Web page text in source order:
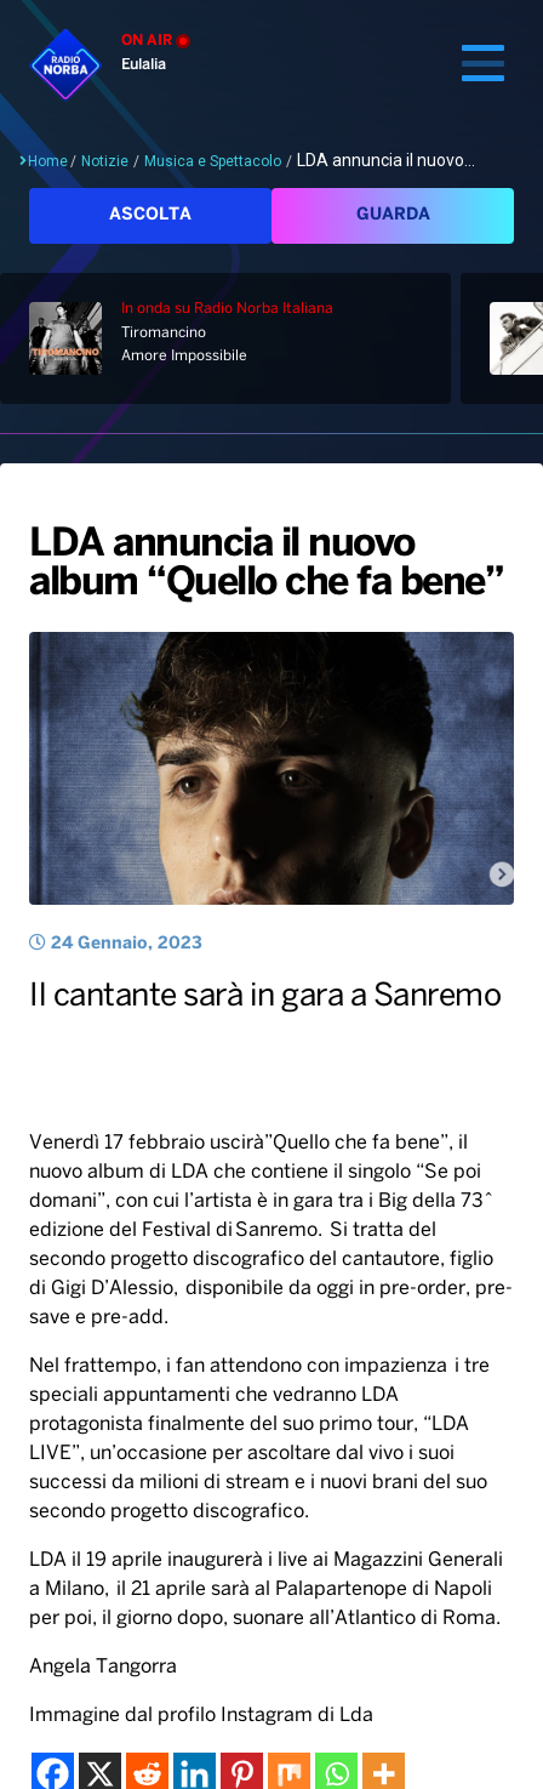
ON AIR
Eulalia
Cerca
Home
Palinsesto
Hit Dance
Giochi&Concorsi
PALATOUR
Notizie
Locali
Musica e Spettacolo
Sport
Radio Norba Consiglia
Leggerissime
Playlist
Generale
Novità
Notiziario
Interviste
Oroscopo
Speciale Astrabilia 2026
Gallery
Radio Norba News TV
Voce al Bari
Battiti Live 2026
Gallery
Home/ Notizie / Musica e Spettacolo / LDA annuncia il nuovo...
ASCOLTA GUARDA
In onda su Radio Norba Italiana
Tiromancino
Amore Impossibile
LDA annuncia il nuovo
album “Quello che fa bene”
24 Gennaio, 2023
Il cantante sarà in gara a Sanremo
Venerdì 17 febbraio uscirà”Quello che fa bene”, il
nuovo album di LDA che contiene il singolo “Se poi
domani”, con cui l’artista è in gara tra i Big della 73^
edizione del Festival di Sanremo. Si tratta del
secondo progetto discografico del cantautore, figlio
di Gigi D’Alessio, disponibile da oggi in pre-order, pre-
save e pre-add.
Nel frattempo, i fan attendono con impazienza i tre
speciali appuntamenti che vedranno LDA
protagonista finalmente del suo primo tour, “LDA
LIVE”, un’occasione per ascoltare dal vivo i suoi
successi da milioni di stream e i nuovi brani del suo
secondo progetto discografico.
LDA il 19 aprile inaugurerà i live ai Magazzini Generali
a Milano, il 21 aprile sarà al Palapartenope di Napoli
per poi, il giorno dopo, suonare all’Atlantico di Roma.
Angela Tangorra
Immagine dal profilo Instagram di Lda